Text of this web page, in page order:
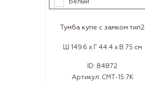
Тумба купе с замком тип2
Ш 149.6 x Г 44.4 x В 75 см
ID: 84872
Артикул: СМТ-15.7К